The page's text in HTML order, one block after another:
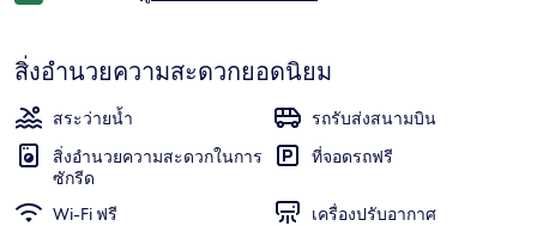
สิ่งอำนวยความสะดวกยอดนิยม
สระว่ายน้ำ
รถรับส่งสนามบิน
สิ่งอำนวยความสะดวกในการ
ซักรีด
ที่จอดรถฟรี
Wi-Fi ฟรี
เครื่องปรับอากาศ